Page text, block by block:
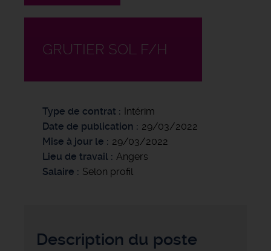
GRUTIER SOL F/H
Type de contrat
Intérim
Date de publication
29/03/2022
Mise à jour le
29/03/2022
Lieu de travail
Angers
Salaire
Selon profil
Description du poste